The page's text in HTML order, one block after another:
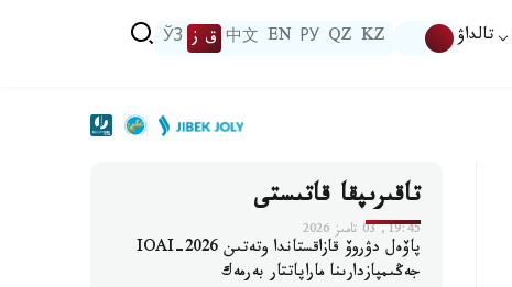
تالداۋ KZ
QZ
РУ
EN
中文 ق ز ЎЗ
تاقىرىپقا قاتىستى
19:45, 03 تامىز 2026
پاۆەل دۋروۆ قازاقستاندا وتەتىن IOAI-2026
جەڭىمپازدارىنا ماراپاتتار بەرمەك